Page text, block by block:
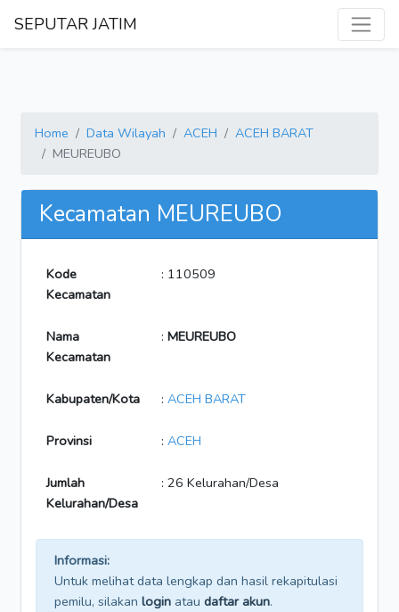
SEPUTAR JATIM
Home Data Wilayah ACEH
ACEH BARAT
MEUREUBO
Kecamatan MEUREUBO
Kode
Kecamatan
: 110509
Nama
Kecamatan
: MEUREUBO
Kabupaten/Kota : ACEH BARAT
Provinsi : ACEH
Jumlah
Kelurahan/Desa
: 26 Kelurahan/Desa
Informasi:
Untuk melihat data lengkap dan hasil rekapitulasi
pemilu, silakan login atau daftar akun.